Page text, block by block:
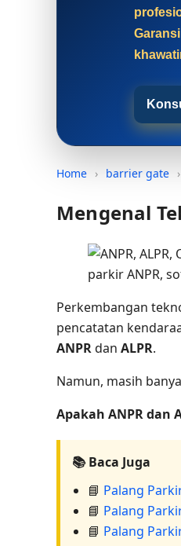
Home › barrier gate ›
Mengenal
Perkembangan
pencatatan
ANPRdan ALPR.
Namun, masih
Apakah ANPR dan
📚 Baca Juga
📘 Palang
📘 Palang
📘 Palang